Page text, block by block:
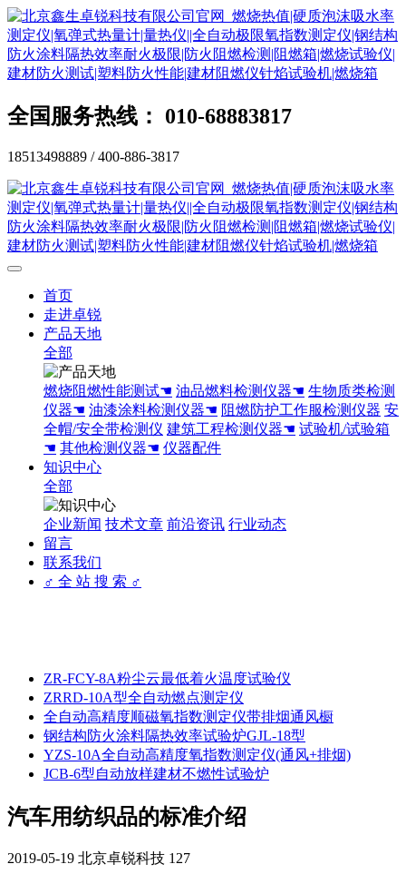
全国服务热线： 010-68883817
18513498889 / 400-886-3817
首页
走进卓锐
产品天地
全部
燃烧阻燃性能测试☚ 油品燃料检测仪器☚ 生物质类检测
仪器☚ 油漆涂料检测仪器☚ 阻燃防护工作服检测仪器 安
全帽/安全带检测仪 建筑工程检测仪器☚ 试验机/试验箱
☚ 其他检测仪器☚ 仪器配件
知识中心
全部
企业新闻 技术文章 前沿资讯 行业动态
留言
联系我们
♂ 全 站 搜 索 ♂
ZR-FCY-8A粉尘云最低着火温度试验仪
ZRRD-10A型全自动燃点测定仪
全自动高精度顺磁氧指数测定仪带排烟通风橱
钢结构防火涂料隔热效率试验炉GJL-18型
YZS-10A全自动高精度氧指数测定仪(通风+排烟)
JCB-6型自动放样建材不燃性试验炉
汽车用纺织品的标准介绍
2019-05-19 北京卓锐科技 127